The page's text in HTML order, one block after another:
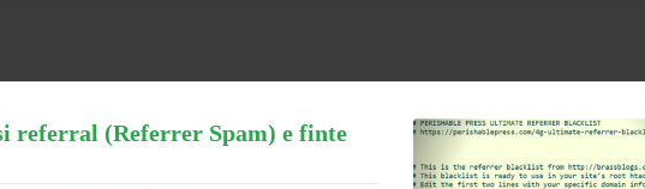
referral (Referrer Spam) e finte